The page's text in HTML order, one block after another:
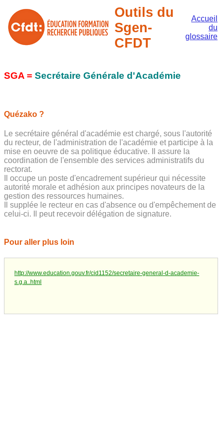
Outils du
Sgen-
CFDT
Accueil
du
glossaire
SGA = Secrétaire Générale d'Académie
Quézako ?
Le secrétaire général d'académie est chargé, sous l'autorité
du recteur, de l'administration de l'académie et participe à la
mise en oeuvre de sa politique éducative. Il assure la
coordination de l'ensemble des services administratifs du
rectorat.
Il occupe un poste d'encadrement supérieur qui nécessite
autorité morale et adhésion aux principes novateurs de la
gestion des ressources humaines.
Il supplée le recteur en cas d'absence ou d'empêchement de
celui-ci. Il peut recevoir délégation de signature.
Pour aller plus loin
http://www.education.gouv.fr/cid1152/secretaire-general-d-academie-
s.g.a..html